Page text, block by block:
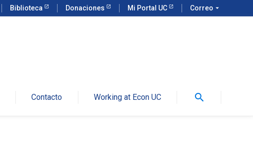
Biblioteca Donaciones Mi Portal UC Correo arrow_drop_down
Contacto Working at Econ UC search